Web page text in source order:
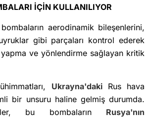
İÇİN KULLANILIYOR
aerodinamik bileşenlerini,
gibi parçaları kontrol ederek
ve yönlendirme sağlayan kritik
Ukrayna'dakiRus hava
bir unsuru haline gelmiş durumda.
bu bombaların Rusya'nın